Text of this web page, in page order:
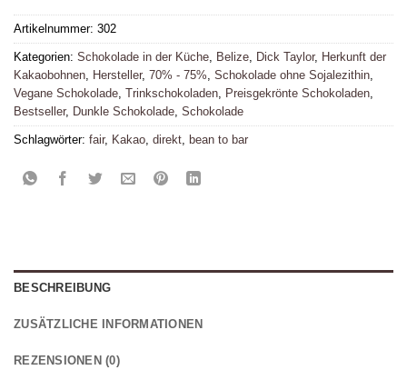
Artikelnummer: 302
Kategorien: Schokolade in der Küche Belize Dick Taylor, Herkunft der
Kakaobohnen Hersteller, 70% - 75% Schokolade ohne Sojalezithin
Vegane Schokolade Trinkschokoladen Preisgekrönte Schokoladen
Bestseller, Dunkle Schokolade Schokolade
Schlagwörter: fair, Kakao direkt bean to bar
BESCHREIBUNG
ZUSÄTZLICHE INFORMATIONEN
REZENSIONEN (0)